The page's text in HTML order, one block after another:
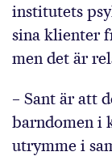
institutets
sina klienter
men det är
– Sant är att
barndomen i
utrymme i